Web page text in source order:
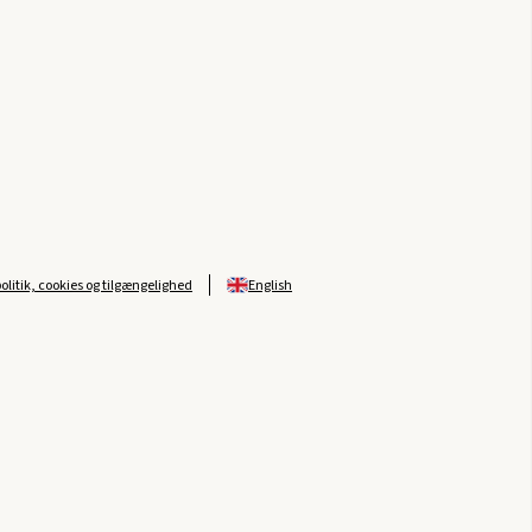
cookies og tilgængelighed English